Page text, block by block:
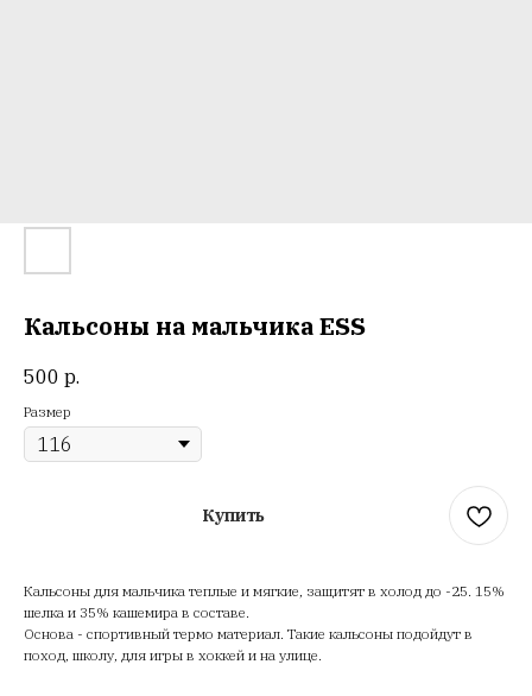
Кальсоны на мальчика ESS
500 р.
Размер
Купить
Кальсоны для мальчика теплые и мягкие, защитят в холод до -25. 15%
шелка и 35% кашемира в составе.
Основа - спортивный термо материал. Такие кальсоны подойдут в
поход, школу, для игры в хоккей и на улице.